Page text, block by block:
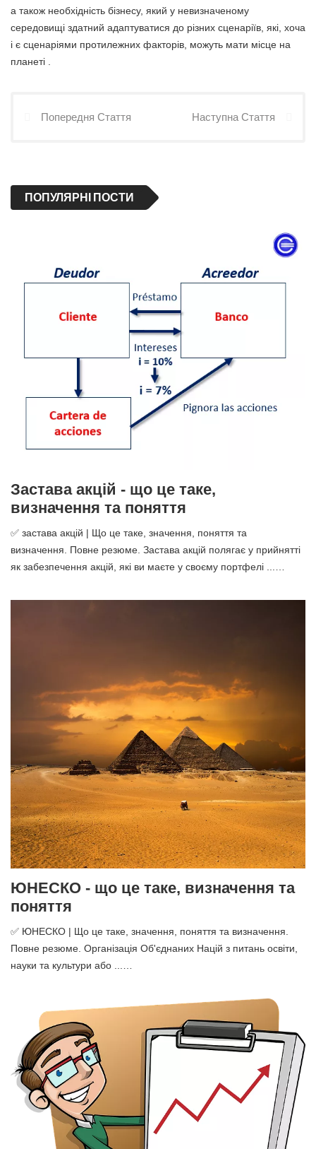
а також необхідність бізнесу, який у невизначеному
середовищі здатний адаптуватися до різних сценаріїв, які, хоча
і є сценаріями протилежних факторів, можуть мати місце на
планеті .
Попередня Стаття Наступна Стаття
ПОПУЛЯРНІ ПОСТИ
Застава акцій - що це таке,
визначення та поняття
✅ застава акцій | Що це таке, значення, поняття та
визначення. Повне резюме. Застава акцій полягає у прийнятті
як забезпечення акцій, які ви маєте у своєму портфелі ...…
ЮНЕСКО - що це таке, визначення та
поняття
✅ ЮНЕСКО | Що це таке, значення, поняття та визначення.
Повне резюме. Організація Об'єднаних Націй з питань освіти,
науки та культури або ...…